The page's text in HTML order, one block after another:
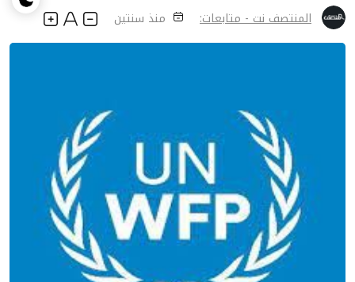
المنتصف نت - متابعات: منذ سنتين